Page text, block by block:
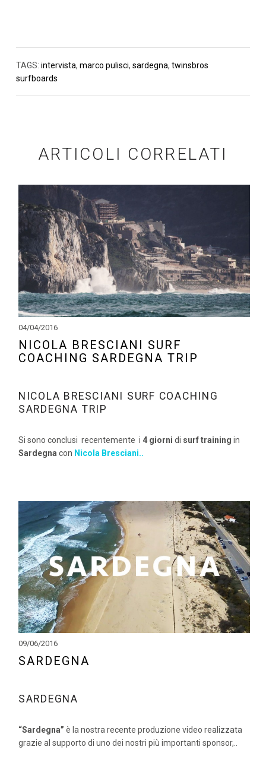
TAGS: intervista, marco pulisci, sardegna, twinsbros
surfboards
ARTICOLI CORRELATI
04/04/2016
NICOLA BRESCIANI SURF
COACHING SARDEGNA TRIP
NICOLA BRESCIANI SURF COACHING
SARDEGNA TRIP
Si sono conclusi recentemente i 4 giorni di surf training in
Sardegna con Nicola Bresciani..
09/06/2016
SARDEGNA
SARDEGNA
“Sardegna” è la nostra recente produzione video realizzata
grazie al supporto di uno dei nostri più importanti sponsor,..